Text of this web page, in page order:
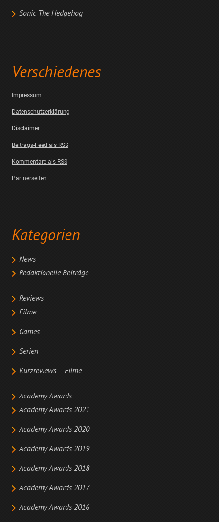
Sonic The Hedgehog
Verschiedenes
Impressum
Datenschutzerklärung
Disclaimer
Beitrags-Feed als RSS
Kommentare als RSS
Partnerseiten
Kategorien
News
Redaktionelle Beiträge
Reviews
Filme
Games
Serien
Kurzreviews – Filme
Academy Awards
Academy Awards 2021
Academy Awards 2020
Academy Awards 2019
Academy Awards 2018
Academy Awards 2017
Academy Awards 2016